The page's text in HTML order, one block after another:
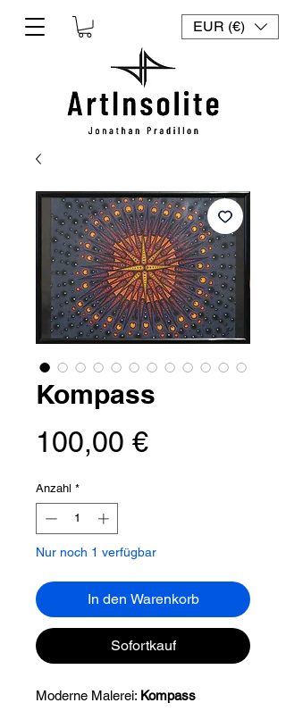
EUR (€)
Kompass
100,00 €Preis
Anzahl *
Nur noch 1 verfügbar
In den Warenkorb
Sofortkauf
Moderne Malerei: Kompass